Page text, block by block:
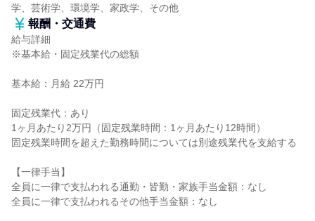
学、芸術学、環境学、家政学、その他
報酬・交通費
給与詳細
※基本給・固定残業代の総額
基本給：月給 22万円
固定残業代：あり
1ヶ月あたり2万円（固定残業時間：1ヶ月あたり12時間）
固定残業時間を超えた勤務時間については別途残業代を支給する
【一律手当】
全員に一律で支払われる通勤・皆勤・家族手当金額：なし
全員に一律で支払われるその他手当金額：なし